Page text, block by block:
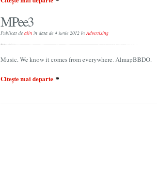
MPee3
Publicat de alin în data de 4 iunie 2012 înAdvertising
Music. We know it comes from everywhere. AlmapBBDO.
Citește mai departe